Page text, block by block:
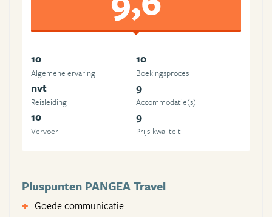
10
Algemene ervaring
10
Boekingsproces
nvt
Reisleiding
9
Accommodatie(s)
10
Vervoer
9
Prijs-kwaliteit
Pluspunten PANGEA Travel
Goede communicatie